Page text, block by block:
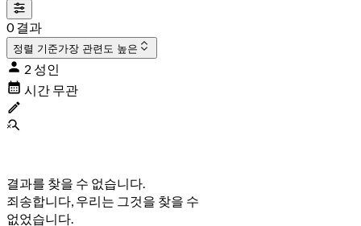
0 결과
정렬 기준가장 관련도 높은
2 성인
시간 무관
결과를 찾을 수 없습니다.
죄송합니다, 우리는 그것을 찾을 수
없었습니다.